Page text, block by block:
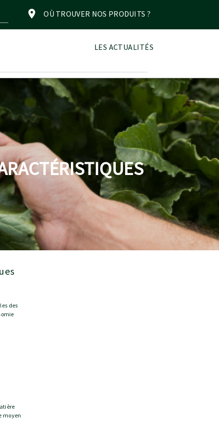
OÙ TROUVER NOS PRODUITS ?
LES ACTUALITÉS
des
moyen